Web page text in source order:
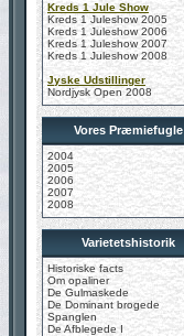
Kreds 1 Jule Show
Kreds 1 Juleshow 2005
Kreds 1 Juleshow 2006
Kreds 1 Juleshow 2007
Kreds 1 Juleshow 2008
Jyske Udstillinger
Nordjysk Open 2008
Vores Præmiefugle
2004
2005
2006
2007
2008
Varietetshistorik
Historiske facts
Om opaliner
De Gulmaskede
De Dominant brogede
Spanglen
De Afblegede I